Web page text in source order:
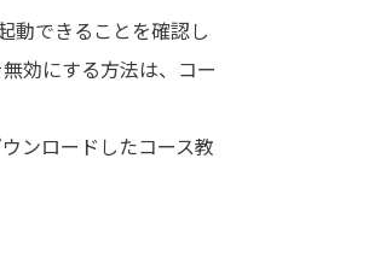
動できることを確認し
効にする方法は、コー
ンロードしたコース教